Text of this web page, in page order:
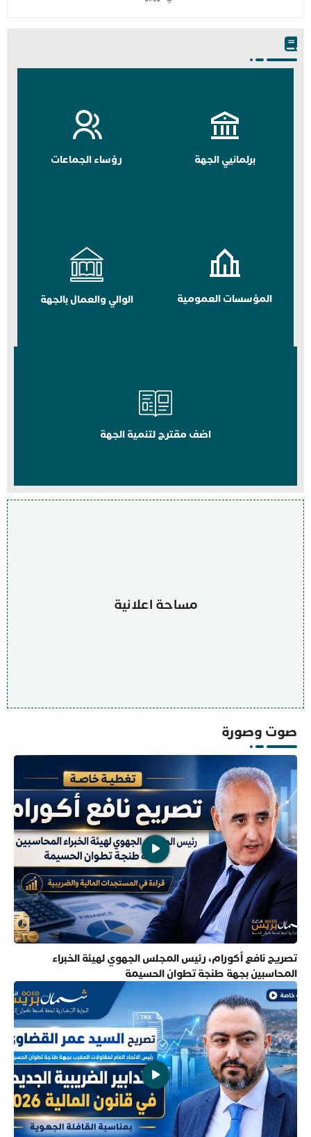
برلمانيي الجهة رؤساء الجماعات
المؤسسات العمومية الوالي والعمال بالجهة
اضف مقترح لتنمية الجهة
مساحة اعلانية
صوت وصورة
تصريح نافع أكورام، رئيس المجلس الجهوي لهيئة الخبراء
المحاسبين بجهة طنجة تطوان الحسيمة